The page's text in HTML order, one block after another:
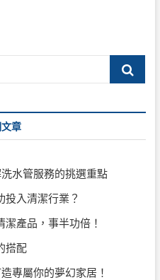
Search
章
水管服務的挑選重點
投入清潔行業？
產品，事半功倍！
搭配
專屬你的夢幻家居！